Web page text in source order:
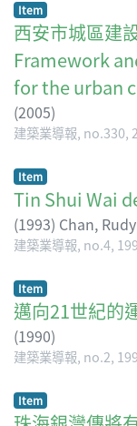
Item
西安市城區建
Framework
for the urban
(2005)
建築業導報, no.330,
Item
Tin Shui Wai
(1993) Chan, Rudy
建築業導報, no.4,
Item
邁向21世紀的
(1990)
建築業導報, no.2,
Item